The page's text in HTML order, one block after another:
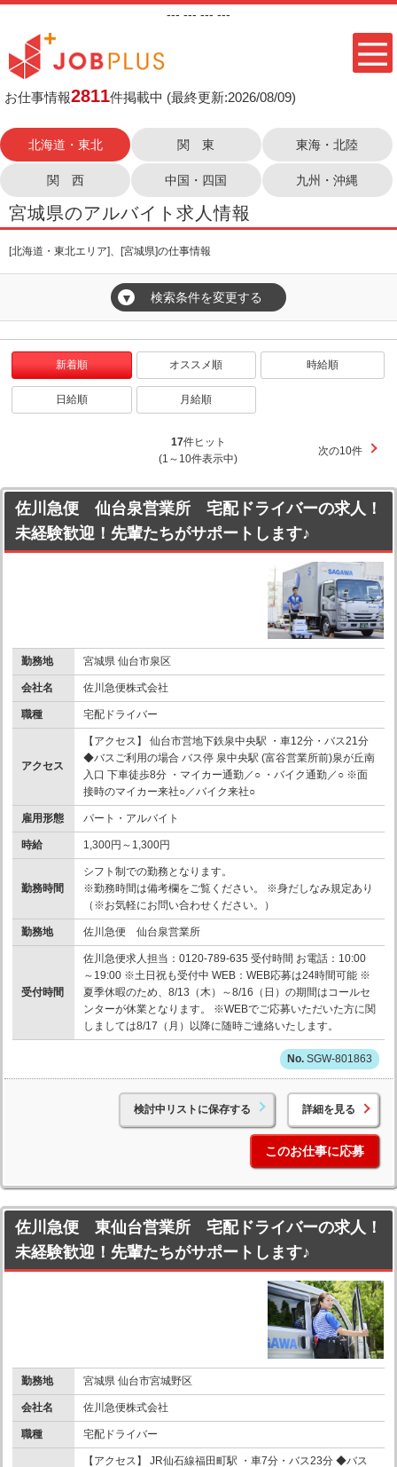
--- --- --- ---
お仕事情報2811件掲載中 (最終更新:2026/08/09)
北海道・東北 関 東 東海・北陸
関 西 中国・四国 九州・沖縄
宮城県のアルバイト求人情報
[北海道・東北エリア]、[宮城県]の仕事情報
▼ 検索条件を変更する
新着順 オススメ順 時給順
日給順 月給順
17件ヒット
(1～10件表示中)
次の10件
佐川急便 仙台泉営業所 宅配ドライバーの求人！
未経験歓迎！先輩たちがサポートします♪
勤務地 宮城県 仙台市泉区
会社名 佐川急便株式会社
職種 宅配ドライバー
アクセス
【アクセス】 仙台市営地下鉄泉中央駅 ・車12分・バス21分
◆バスご利用の場合 バス停 泉中央駅 (富谷営業所前)泉が丘南
入口 下車徒歩8分 ・マイカー通勤／○ ・バイク通勤／○ ※面
接時のマイカー来社○／バイク来社○
雇用形態 パート・アルバイト
時給 1,300円～1,300円
勤務時間
シフト制での勤務となります。
※勤務時間は備考欄をご覧ください。 ※身だしなみ規定あり
（※お気軽にお問い合わせください。）
勤務地 佐川急便 仙台泉営業所
受付時間
佐川急便求人担当：0120-789-635 受付時間 お電話：10:00
～19:00 ※土日祝も受付中 WEB：WEB応募は24時間可能 ※
夏季休暇のため、8/13（木）～8/16（日）の期間はコールセ
ンターが休業となります。 ※WEBでご応募いただいた方に関
しましては8/17（月）以降に随時ご連絡いたします。
SGW-801863
検討中リストに保存する 詳細を見る
このお仕事に応募
佐川急便 東仙台営業所 宅配ドライバーの求人！
未経験歓迎！先輩たちがサポートします♪
勤務地 宮城県 仙台市宮城野区
会社名 佐川急便株式会社
職種 宅配ドライバー
【アクセス】 JR仙石線福田町駅 ・車7分・バス23分 ◆バス